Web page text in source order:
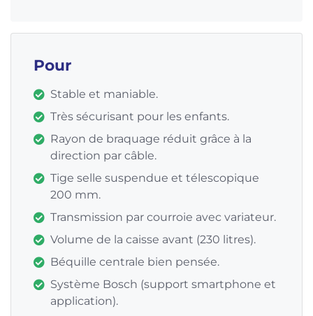
Pour
Stable et maniable.
Très sécurisant pour les enfants.
Rayon de braquage réduit grâce à la
direction par câble.
Tige selle suspendue et télescopique
200 mm.
Transmission par courroie avec variateur.
Volume de la caisse avant (230 litres).
Béquille centrale bien pensée.
Système Bosch (support smartphone et
application).